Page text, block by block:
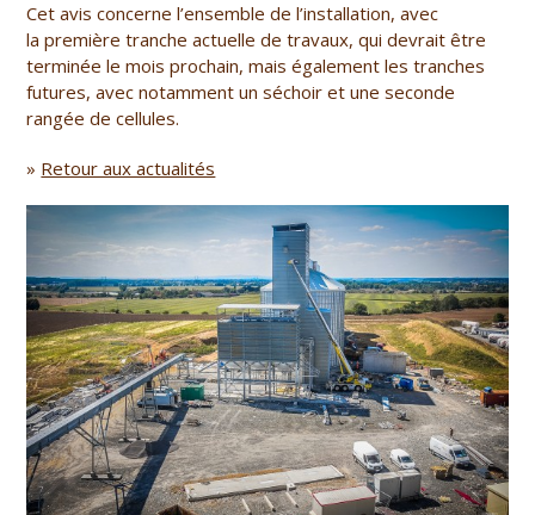
Cet avis concerne l’ensemble de l’installation, avec
la première tranche actuelle de travaux, qui devrait être
terminée le mois prochain, mais également les tranches
futures, avec notamment un séchoir et une seconde
rangée de cellules.
» Retour aux actualités